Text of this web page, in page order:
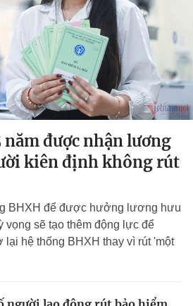
năm được nhận lương
kiên định không rút
BHXH để được hưởng lương hưu
vọng sẽ tạo thêm động lực để
hệ thống BHXH thay vì rút 'một